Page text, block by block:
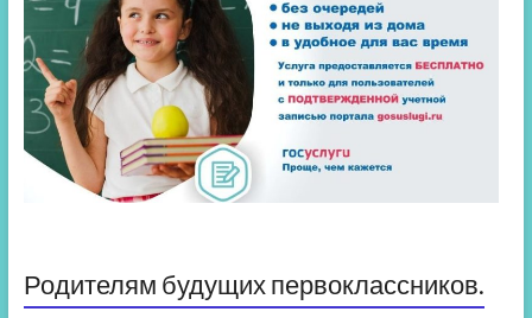
Родителям будущих первоклассников.